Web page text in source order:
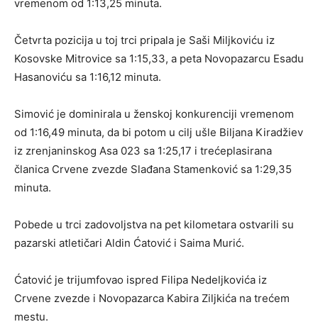
vremenom od 1:13,25 minuta.
Četvrta pozicija u toj trci pripala je Saši Miljkoviću iz
Kosovske Mitrovice sa 1:15,33, a peta Novopazarcu Esadu
Hasanoviću sa 1:16,12 minuta.
Simović je dominirala u ženskoj konkurenciji vremenom
od 1:16,49 minuta, da bi potom u cilj ušle Biljana Kiradžiev
iz zrenjaninskog Asa 023 sa 1:25,17 i trećeplasirana
članica Crvene zvezde Slađana Stamenković sa 1:29,35
minuta.
Pobede u trci zadovoljstva na pet kilometara ostvarili su
pazarski atletičari Aldin Ćatović i Saima Murić.
Ćatović je trijumfovao ispred Filipa Nedeljkovića iz
Crvene zvezde i Novopazarca Kabira Ziljkića na trećem
mestu.